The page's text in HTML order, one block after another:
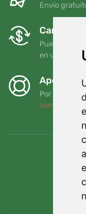
Envío
Cambios
Puede
en un plazo
Por cada
somos